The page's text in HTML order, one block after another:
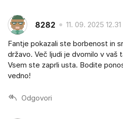
8282 11. 09. 2025 12.31
Fantje pokazali ste borbenost in
državo. Več ljudi je dvomilo v vaš
Vsem ste zaprli usta. Bodite
vedno!
Odgovori